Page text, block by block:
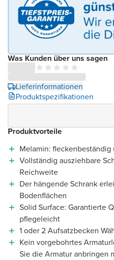
Was Kunden über uns sagen
Lieferinformationen
Produktspezifikationen
Produktvorteile
Melamin:
Vollständig ausziehbare
Reichweite
Der hängende Schrank
Bodenflächen
Solid Surface: Garantierte
pflegeleicht
1 oder 2 Aufsatzbecken
Kein vorgebohrtes
Sie die Armatur anbringen